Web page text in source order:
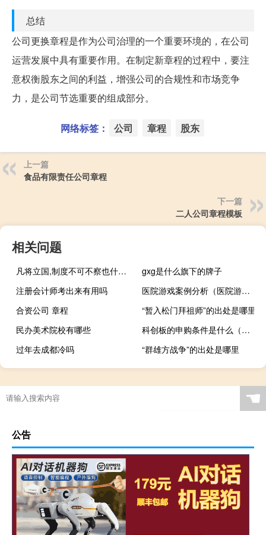
总结
公司更换章程是作为公司治理的一个重要环境的，在公司
运营发展中具有重要作用。在制定新章程的过程中，要注
意权衡股东之间的利益，增强公司的合规性和市场竞争
力，是公司节选重要的组成部分。
网络标签： 公司 章程 股东
上一篇
食品有限责任公司章程
下一篇
二人公司章程模板
相关问题
凡将立国,制度不可不察也什么意思
gxg是什么旗下的牌子
注册会计师考出来有用吗
医院游戏案例分析（医院游戏）
合资公司 章程
“暂入松门拜祖师”的出处是哪里
民办美术院校有哪些
科创板的申购条件是什么（科创板的申购条件是什么）
过年去成都冷吗
“群雄方战争”的出处是哪里
☚
公告